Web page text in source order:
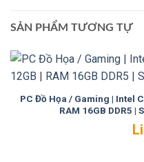
SẢN PHẨM TƯƠNG TỰ
PC Đồ Họa / Gaming | Intel
RAM 16GB DDR5 |